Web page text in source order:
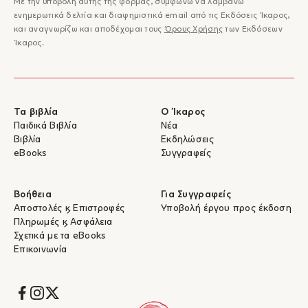
Με την υποβολή αυτής της φόρμας, συμφωνώ να λαμβάνω
ενημερωτικά δελτία και διαφημιστικά email από τις Εκδόσεις Ίκαρος,
και αναγνωρίζω και αποδέχομαι τους Όρους Χρήσης των Εκδόσεων
Ίκαρος.
Τα βιβλία
Παιδικά Βιβλία
Βιβλία
eBooks
Ο Ίκαρος
Νέα
Εκδηλώσεις
Συγγραφείς
Βοήθεια
Αποστολές & Επιστροφές
Πληρωμές & Ασφάλεια
Σχετικά με τα eBooks
Επικοινωνία
Για Συγγραφείς
Υποβολή έργου προς έκδοση
Socials